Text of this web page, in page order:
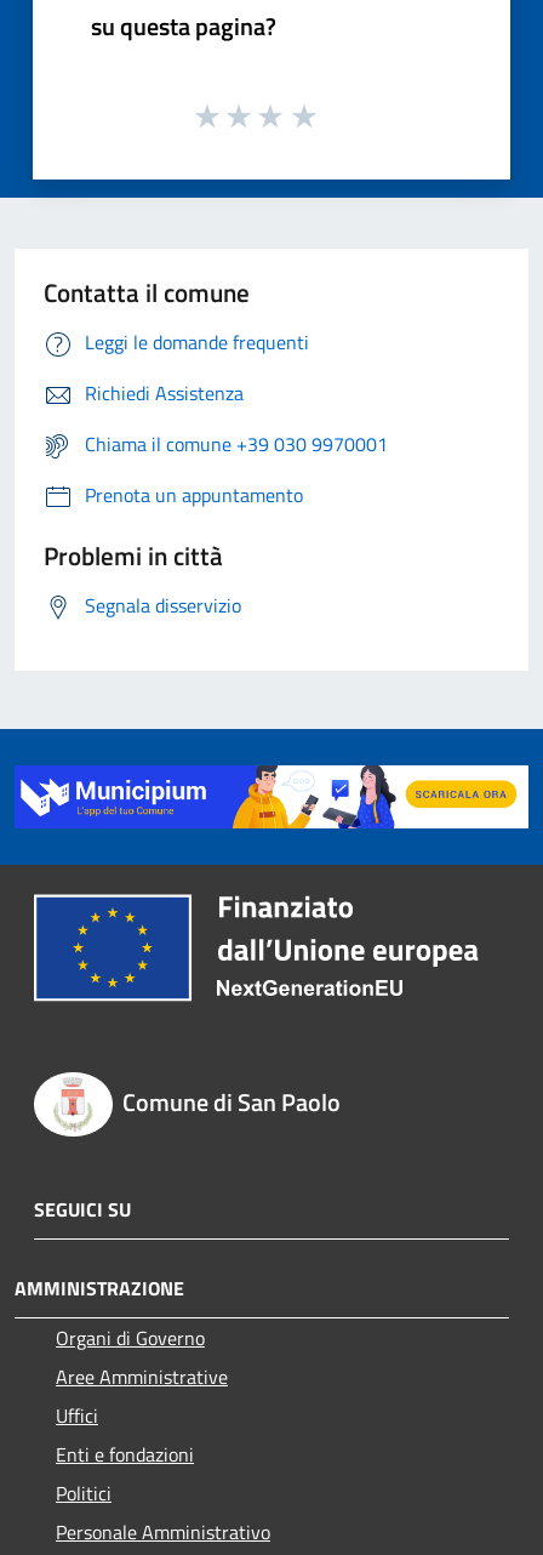
su questa pagina?
Contatta il comune
Leggi le domande frequenti
Richiedi Assistenza
Chiama il comune +39 030 9970001
Prenota un appuntamento
Problemi in città
Segnala disservizio
Comune di San Paolo
SEGUICI SU
AMMINISTRAZIONE
Organi di Governo
Aree Amministrative
Uffici
Enti e fondazioni
Politici
Personale Amministrativo